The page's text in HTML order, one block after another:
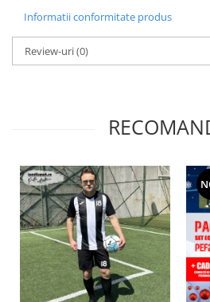
Informatii conformitate produs
Review-uri(0)